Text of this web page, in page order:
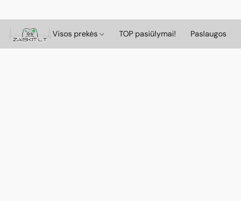
Visos prekės TOP pasiūlymai! Paslaugos